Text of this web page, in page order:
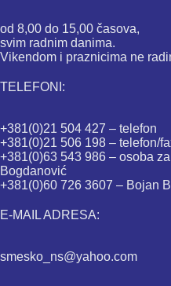
od 8,00 do 15,00 časova,
svim radnim danima.
Vikendom i praznicima ne
TELEFONI:
+381(0)21 504 427 – telefon
+381(0)21 506 198 – telefon/
+381(0)63 543 986 – osoba
Bogdanović
+381(0)60 726 3607 – Bojan
E-MAIL ADRESA:
smesko_ns@yahoo.com